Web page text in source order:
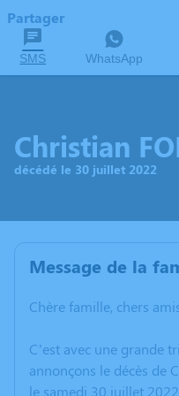
Partager
SMS WhatsApp
Christian
décédé le 30 juillet 2022
Message de la
Chère famille, chers
C’est avec une grande
annonçons le décès de
le samedi 30 juillet